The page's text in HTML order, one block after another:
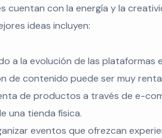
cuentan con la energía y la
ideas incluyen:
a la evolución de las plataformas
de contenido puede ser muy
de productos a través de e-
una tienda física.
eventos que ofrezcan